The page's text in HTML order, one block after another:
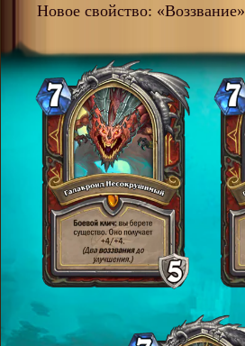
Новое свойство: «Воззвание»